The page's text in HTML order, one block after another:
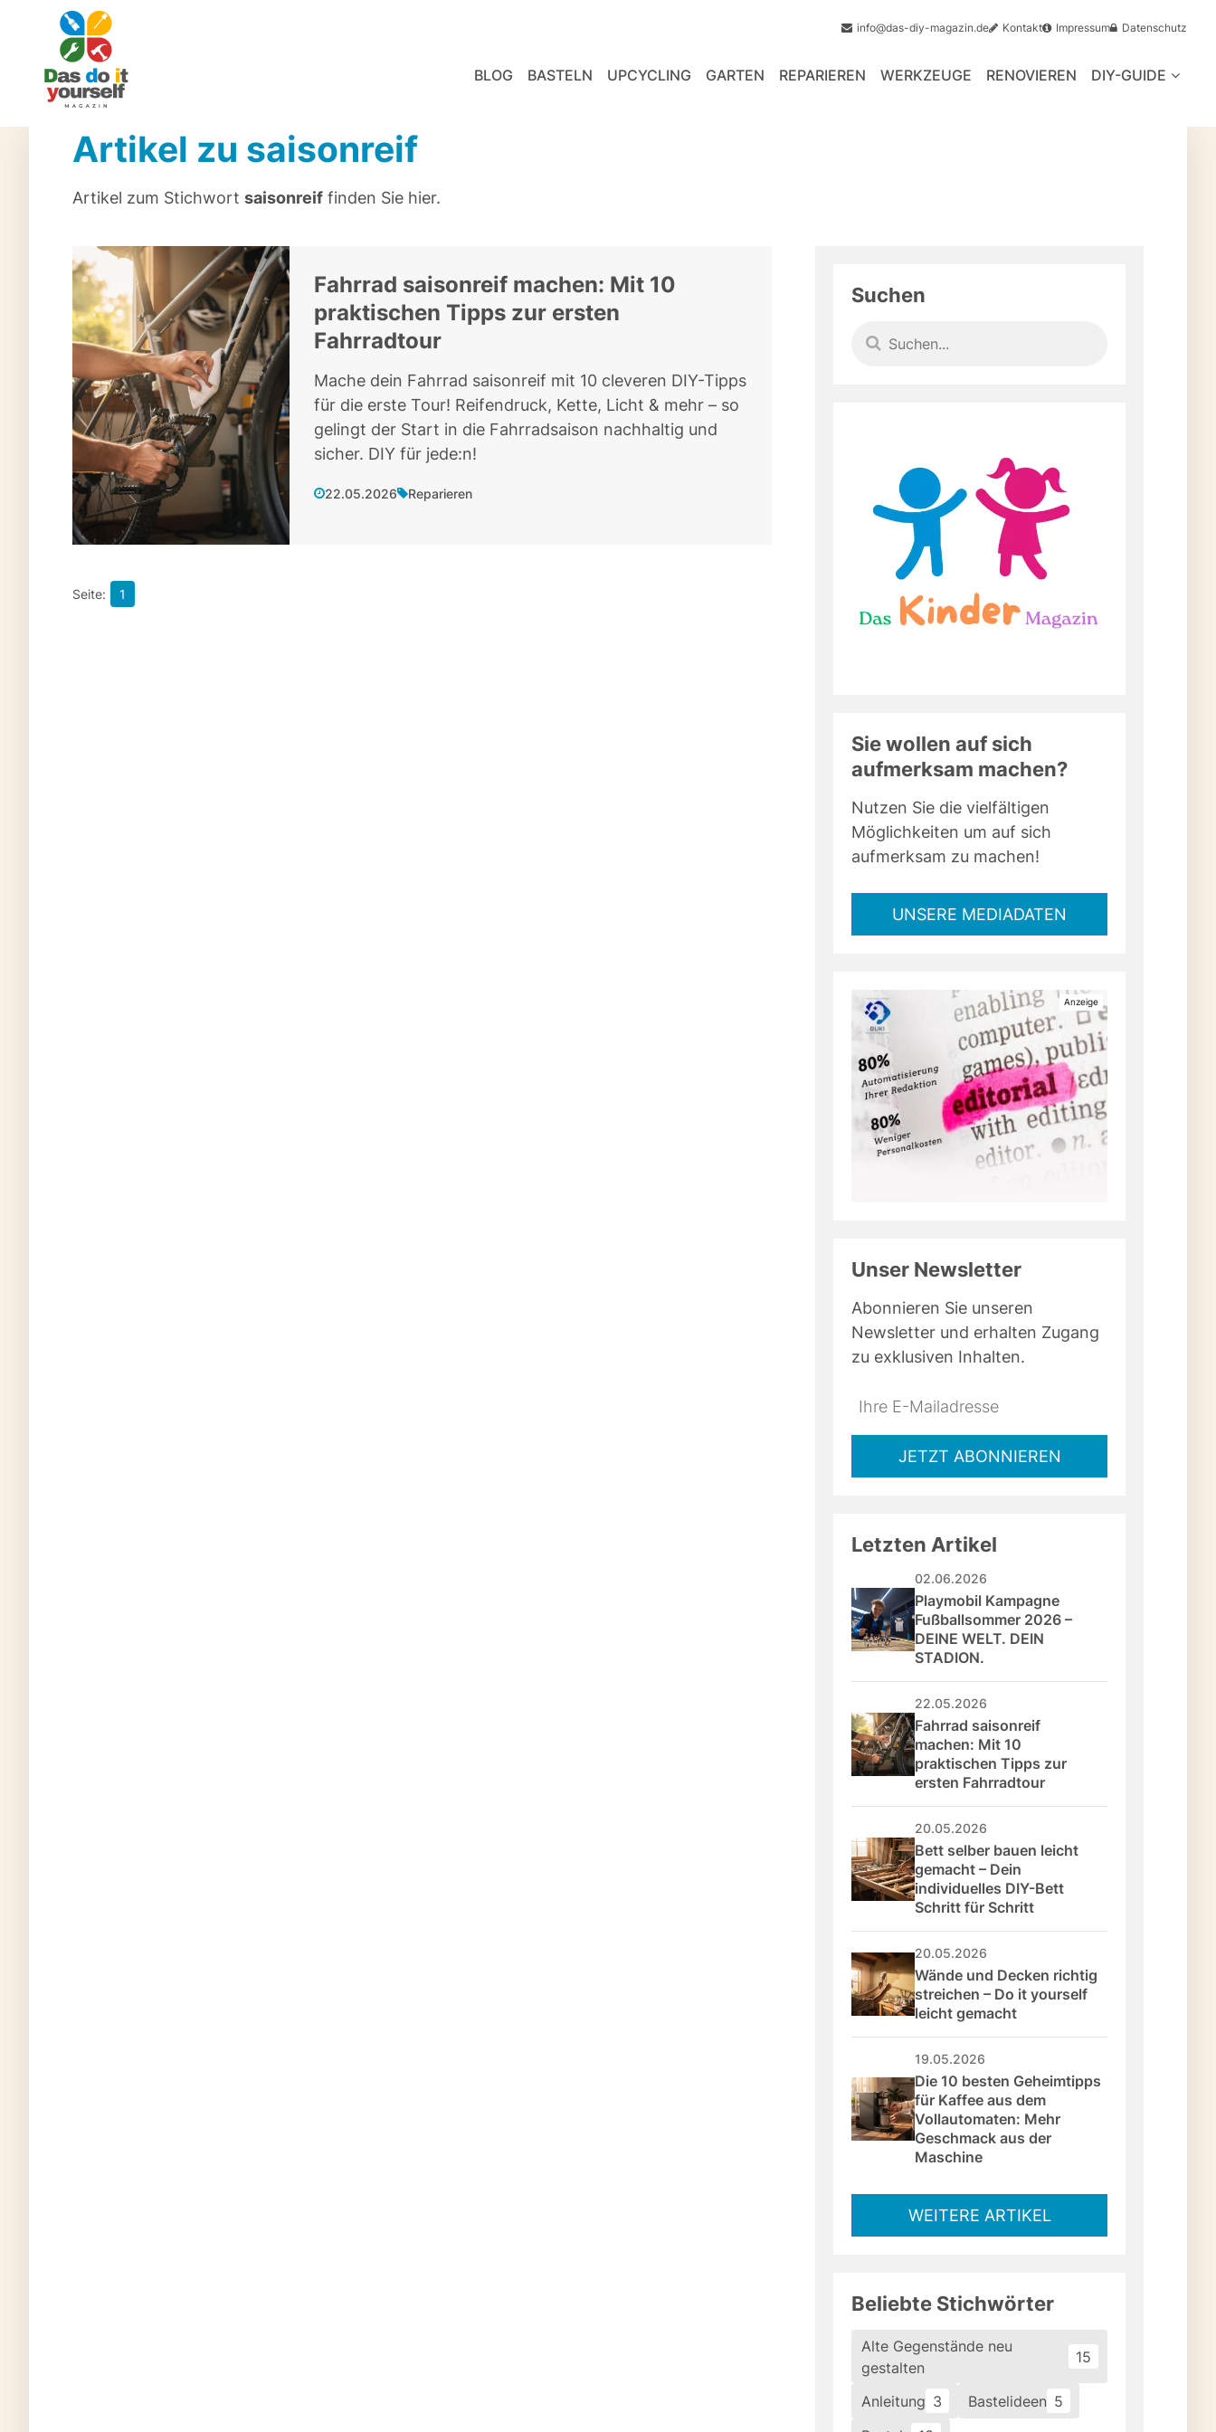
info@das-diy-magazin.de Kontakt Impressum Datenschutz
BLOG BASTELN UPCYCLING GARTEN REPARIEREN WERKZEUGE RENOVIEREN DIY-GUIDE
Artikel zu saisonreif
Artikel zum Stichwort saisonreif finden Sie hier.
Fahrrad saisonreif machen: Mit 10
praktischen Tipps zur ersten
Fahrradtour
Mache dein Fahrrad saisonreif mit 10 cleveren DIY-Tipps
für die erste Tour! Reifendruck, Kette, Licht & mehr – so
gelingt der Start in die Fahrradsaison nachhaltig und
sicher. DIY für jede:n!
22.05.2026 Reparieren
1
Suchen
Sie wollen auf sich
aufmerksam machen?
Nutzen Sie die vielfältigen
Möglichkeiten um auf sich
aufmerksam zu machen!
UNSERE MEDIADATEN
Unser Newsletter
Abonnieren Sie unseren
Newsletter und erhalten Zugang
zu exklusiven Inhalten.
Do
*Ihre
Mailadresse:
JETZT ABONNIEREN
Letzten Artikel
02.06.2026
Playmobil Kampagne
Fußballsommer 2026 –
DEINE WELT. DEIN
STADION.
22.05.2026
Fahrrad saisonreif
machen: Mit 10
praktischen Tipps zur
ersten Fahrradtour
20.05.2026
Bett selber bauen leicht
gemacht – Dein
individuelles DIY-Bett
Schritt für Schritt
20.05.2026
Wände und Decken richtig
streichen – Do it yourself
leicht gemacht
19.05.2026
Die 10 besten Geheimtipps
für Kaffee aus dem
Vollautomaten: Mehr
Geschmack aus der
Maschine
WEITERE ARTIKEL
Beliebte Stichwörter
Alte Gegenstände neu
gestalten
15
Anleitung 3 Bastelideen 5